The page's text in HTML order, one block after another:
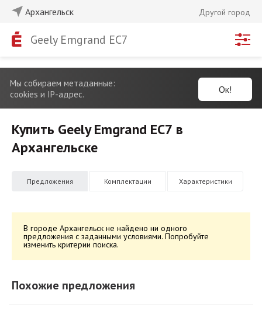
Архангельск Другой город
Geely Emgrand EC7
Мы собираем метаданные:
cookies и IP-адрес.
Ок!
Купить Geely Emgrand EC7 в
Архангельске
Предложения Комплектации Характеристики
В городе Архангельск не найдено ни одного
предложения с заданными условиями. Попробуйте
изменить критерии поиска.
Похожие предложения